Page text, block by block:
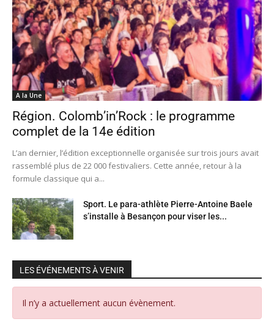
A la Une
Région. Colomb’in’Rock : le programme
complet de la 14e édition
L’an dernier, l’édition exceptionnelle organisée sur trois jours avait
rassemblé plus de 22 000 festivaliers. Cette année, retour à la
formule classique qui a...
Sport. Le para-athlète Pierre-Antoine Baele
s’installe à Besançon pour viser les...
LES ÉVÉNEMENTS À VENIR
Il n’y a actuellement aucun évènement.